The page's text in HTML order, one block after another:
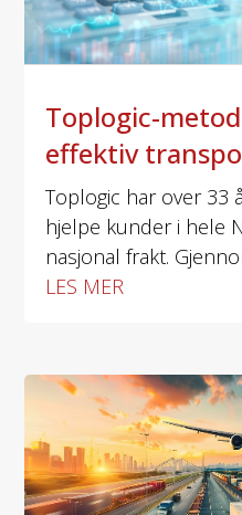
Toplogic-
effektiv
Toplogic har over 33
hjelpe kunder i hele
nasjonal frakt.
LES MER